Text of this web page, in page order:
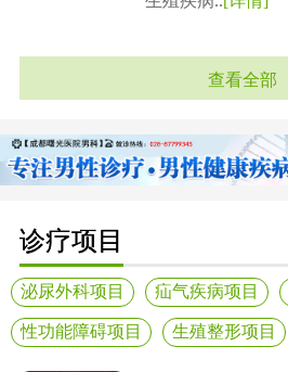
查看全部
诊疗项目
泌尿外科项目 疝气疾病项目
性功能障碍项目 生殖整形项目